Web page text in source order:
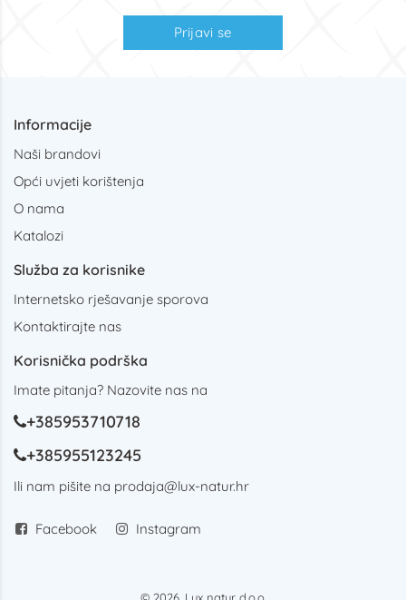
Prijavi se
Informacije
Naši brandovi
Opći uvjeti korištenja
O nama
Katalozi
Služba za korisnike
Internetsko rješavanje sporova
Kontaktirajte nas
Korisnička podrška
Imate pitanja? Nazovite nas na
+385953710718
+385955123245
Ili nam pišite na prodaja@lux-natur.hr
Facebook Instagram